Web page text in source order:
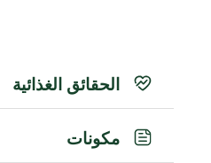
الحقائق الغذائية
مكونات